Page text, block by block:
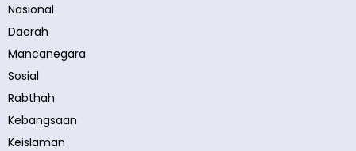
Nasional
Daerah
Mancanegara
Sosial
Rabthah
Kebangsaan
Keislaman